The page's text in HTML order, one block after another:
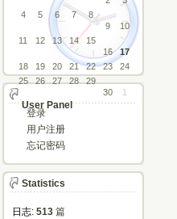
4
5 6 7
8
9
10
11
12 13 14
15
16
17
18
19 20 21 22 23
24
25
26 27 28
29
30
1
User Panel
登录
用户注册
忘记密码
Statistics
日志: 513 篇